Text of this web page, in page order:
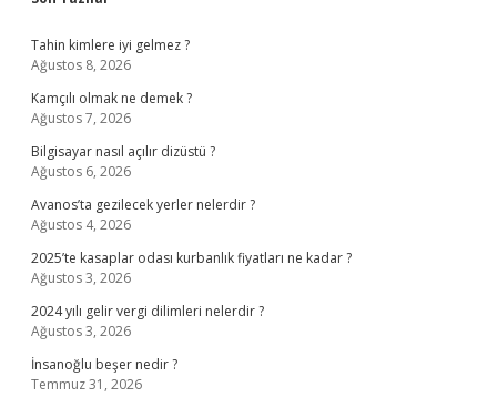
Sidebar
Tahin kimlere iyi gelmez ?
Ağustos 8, 2026
Kamçılı olmak ne demek ?
Ağustos 7, 2026
Bilgisayar nasıl açılır dizüstü ?
Ağustos 6, 2026
Avanos’ta gezilecek yerler nelerdir ?
Ağustos 4, 2026
2025’te kasaplar odası kurbanlık fiyatları ne kadar ?
Ağustos 3, 2026
2024 yılı gelir vergi dilimleri nelerdir ?
Ağustos 3, 2026
İnsanoğlu beşer nedir ?
Temmuz 31, 2026